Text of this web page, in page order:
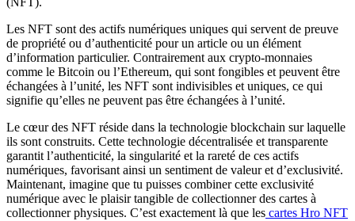
Les NFT sont des actifs numériques uniques qui servent de preuve
de propriété ou d’authenticité pour un article ou un élément
d’information particulier. Contrairement aux crypto-monnaies
comme le Bitcoin ou l’Ethereum, qui sont fongibles et peuvent être
échangées à l’unité, les NFT sont indivisibles et uniques, ce qui
signifie qu’elles ne peuvent pas être échangées à l’unité.
Le cœur des NFT réside dans la technologie blockchain sur laquelle
ils sont construits. Cette technologie décentralisée et transparente
garantit l’authenticité, la singularité et la rareté de ces actifs
numériques, favorisant ainsi un sentiment de valeur et d’exclusivité.
Maintenant, imagine que tu puisses combiner cette exclusivité
numérique avec le plaisir tangible de collectionner des cartes à
collectionner physiques. C’est exactement là que les cartes Hro NFT